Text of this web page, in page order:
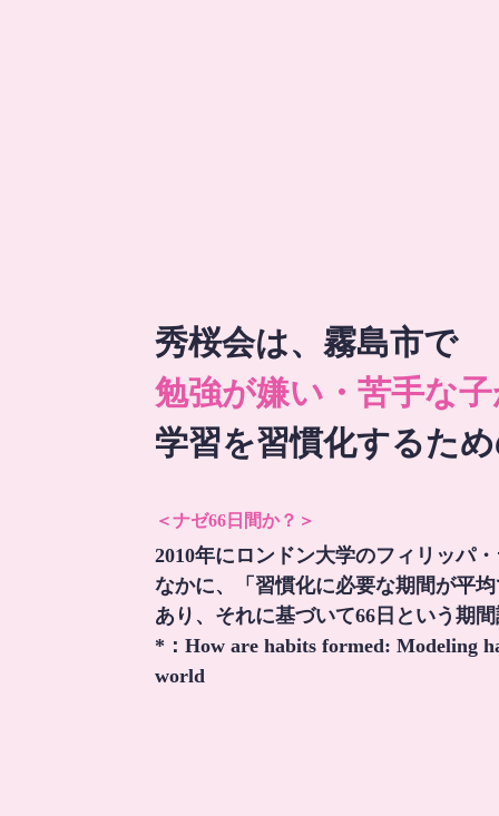
秀桜会は、霧島市で
勉強が嫌い・苦手な
学習を習慣化するた
＜ナゼ66日間か？＞
2010年にロンドン大学のフィリッパ
なかに、「習慣化に必要な期間が平
あり、それに基づいて66日という期
*：How are habits formed: Modeling
world